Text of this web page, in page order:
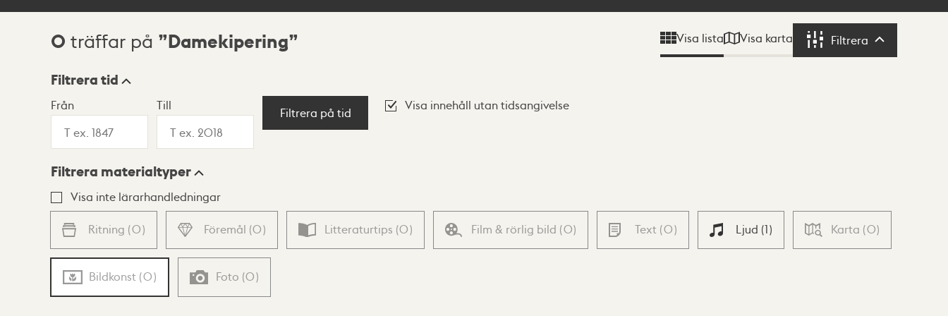
Sökresultat
0 träffar på Damekipering Visa lista Visa karta Filtrera Filtrera
Visningsläge
Lista Karta
Filtrera tid
Från Till
Filtrera på tid
Visa innehåll utan tidsangivelse
Filtrera materialtyper
Visa inte lärarhandledningar
Ritning (0) Föremål (0) Litteraturtips (0) Film & rörlig bild (0) Text (0) Ljud (1) Karta (0)
Bildkonst (0) Foto (0)